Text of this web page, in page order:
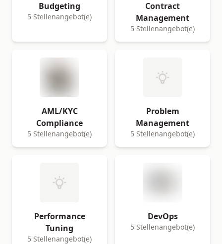
Budgeting
5 Stellenangebot(e)
Contract
Management
5 Stellenangebot(e)
AML/KYC
Compliance
5 Stellenangebot(e)
Problem
Management
5 Stellenangebot(e)
Performance
Tuning
5 Stellenangebot(e)
DevOps
5 Stellenangebot(e)